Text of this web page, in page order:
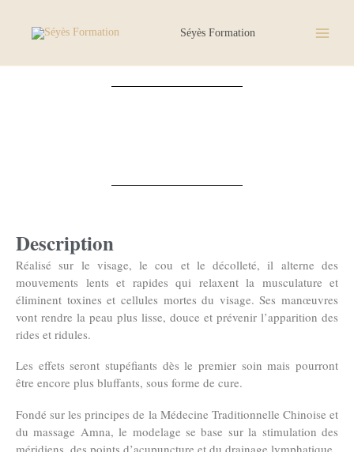
contenu
Séyès Formation
Description
Réalisé sur le visage, lecou et ledécolleté, il alterne des
mouvements lents et rapides qui relaxent la musculature et
éliminent toxines et cellules mortes du visage. Ses manœuvres
vont rendre la peau plus lisse, douce et prévenir l’apparition des
rides et ridules.
Les effets seront stupéfiants dès le premier soin mais pourront
être encore plus bluffants, sous forme de cure.
Fondé sur les principes de la Médecine Traditionnelle Chinoise et
du massage Amna, le modelage se base sur la stimulation des
méridiens, des points d’acupuncture et du drainage lymphatique.